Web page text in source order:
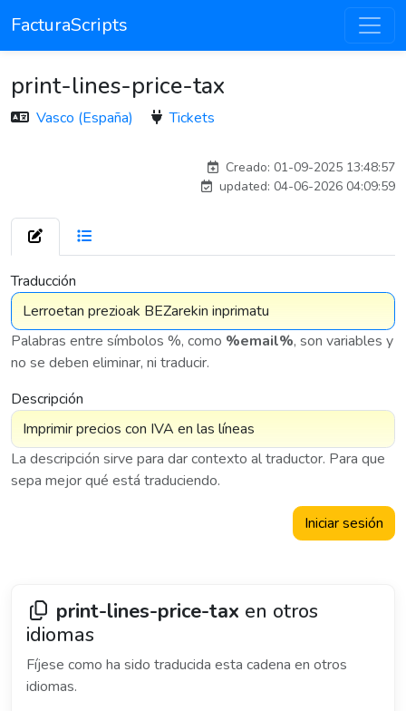
FacturaScripts
print-lines-price-tax
Vasco (España) Tickets
Creado: 01-09-2025 13:48:57
updated: 04-06-2026 04:09:59
Traducción
Palabras entre símbolos %, como %email%, son variables y
no se deben eliminar, ni traducir.
Descripción
La descripción sirve para dar contexto al traductor. Para que
sepa mejor qué está traduciendo.
Iniciar sesión
print-lines-price-tax en otros
idiomas
Fíjese como ha sido traducida esta cadena en otros
idiomas.